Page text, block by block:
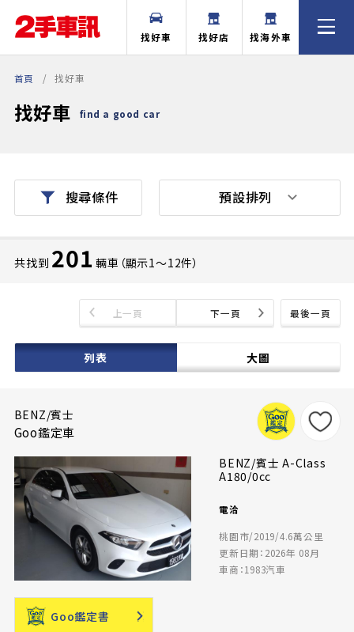
找好車 找好店 找海外車
首頁 找好車
找好車 find a good car
搜尋條件
共找到 201 輛車（顯示1〜12件）
最後一頁
上一頁 下一頁
列表 大圖
預設排列
BENZ/賓士
Goo鑑定車
BENZ/賓士 A-Class
A180/0cc
電洽
桃園市/2019/4.6萬公里
更新日期：2026年 08月
車商：1983汽車
Goo鑑定書